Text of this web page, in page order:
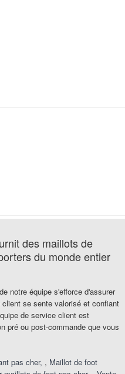
des maillots de
du monde entier
notre équipe s'efforce d'assurer
se sente valorisé et confiant
de service client est
pré ou post-commande que vous
pas cher , Maillot de foot